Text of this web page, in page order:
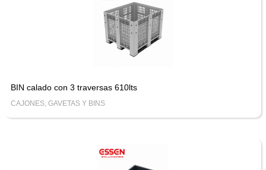
BIN calado con 3 traversas 610lts
CAJONES, GAVETAS Y BINS